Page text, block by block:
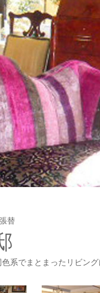
替
系でまとまったリビン